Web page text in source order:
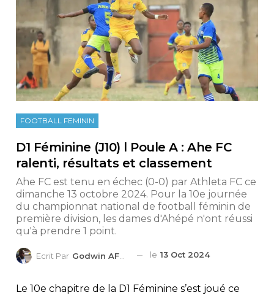
FOOTBALL FEMININ
D1 Féminine (J10) l Poule A : Ahe FC
ralenti, résultats et classement
Ahe FC est tenu en échec (0-0) par Athleta FC ce
dimanche 13 octobre 2024. Pour la 10e journée
du championnat national de football féminin de
première division, les dames d'Ahépé n'ont réussi
qu'à prendre 1 point.
Ecrit Par Godwin AFEDO le 13 Oct 2024
Le 10e chapitre de la D1 Féminine s’est joué ce